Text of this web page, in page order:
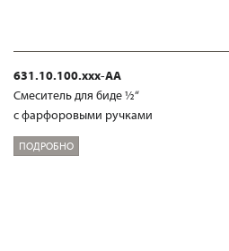
631.10.100.xxx-AA
Смеситель для биде ½“
с фарфоровыми ручками
ПОДРОБНО